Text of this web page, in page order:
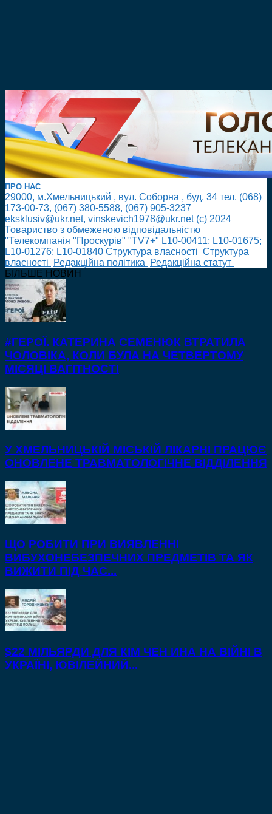
ПРО НАС
29000, м.Хмельницький , вул. Соборна , буд. 34 тел. (068)
173-00-73, (067) 380-5588, (067) 905-3237
eksklusiv@ukr.net, vinskevich1978@ukr.net (с) 2024
Товариство з обмеженою відповідальністю
"Телекомпанія "Проскурів" "TV7+" L10-00411; L10-01675;
L10-01276; L10-01840 Cтруктура власності Cтруктура
власності
Редакційна політика
Редакційна статут
БІЛЬШЕ НОВИН
#ГЕРОЇ. КАТЕРИНА СЕМЕНЮК ВТРАТИЛА
ЧОЛОВІКА, КОЛИ БУЛА НА ЧЕТВЕРТОМУ
МІСЯЦІ ВАГІТНОСТІ
У ХМЕЛЬНИЦЬКІЙ МІСЬКІЙ ЛІКАРНІ ПРАЦЮЄ
ОНОВЛЕНЕ ТРАВМАТОЛОГІЧНЕ ВІДДІЛЕННЯ
ЩО РОБИТИ ПРИ ВИЯВЛЕННІ
ВИБУХОНЕБЕЗПЕЧНИХ ПРЕДМЕТІВ ТА ЯК
ВИЖИТИ ПІД ЧАС...
$22 МІЛЬЯРДИ ДЛЯ КІМ ЧЕН ИНА НА ВІЙНІ В
УКРАЇНІ, ЮВІЛЕЙНИЙ...